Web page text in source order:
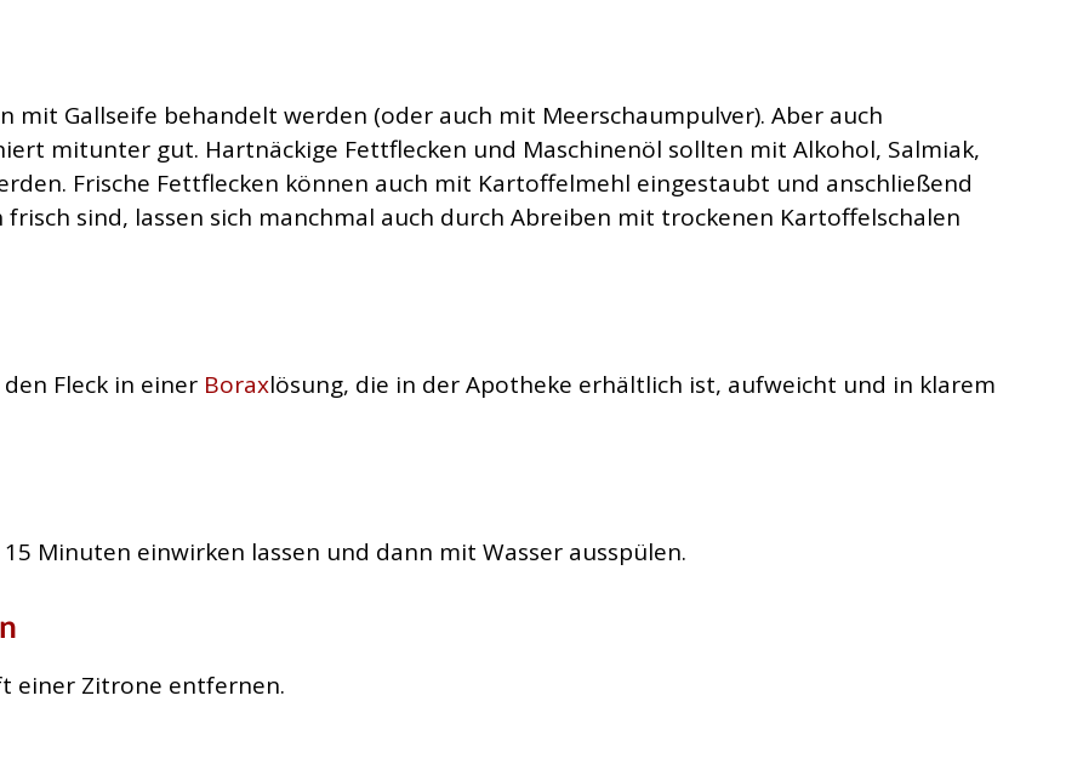
mit Gallseife behandelt werden (oder auch mit Meerschaumpulver). Aber auch
mitunter gut. Hartnäckige Fettflecken und Maschinenöl sollten mit Alkohol, Salmiak,
Frische Fettflecken können auch mit Kartoffelmehl eingestaubt und anschließend
sind, lassen sich manchmal auch durch Abreiben mit trockenen Kartoffelschalen
Fleck in einer Boraxlösung, die in der Apotheke erhältlich ist, aufweicht und in klarem
Minuten einwirken lassen und dann mit Wasser ausspülen.
einer Zitrone entfernen.